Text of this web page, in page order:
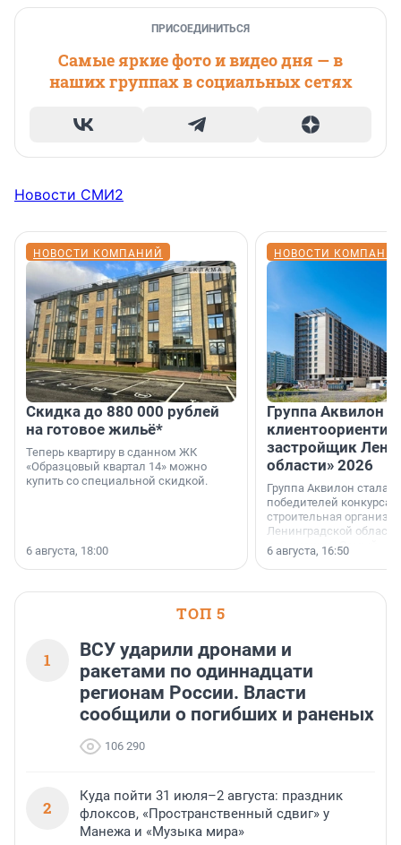
ПРИСОЕДИНИТЬСЯ
Самые яркие фото и видео дня — в
наших группах в социальных сетях
Новости СМИ2
НОВОСТИ КОМПАНИЙ
Скидка до 880 000 рублей
на готовое жильё*
Теперь квартиру в сданном ЖК
«Образцовый квартал 14» можно
купить со специальной скидкой.
6 августа, 18:00
НОВОСТИ
Группа Аквилон
застройщик
области» 2026
Группа Аквилон стала
победителей конкурса
строительная
Ленинградской области
номинации «Самый
застройщик
6 августа, 16:50
ТОП 5
1
ВСУ ударили дронами и
ракетами по одиннадцати
регионам России. Власти
сообщили о погибших и раненых
106 290
2
Куда пойти 31 июля–2 августа: праздник
флоксов, «Пространственный сдвиг» у
Манежа и «Музыка мира»